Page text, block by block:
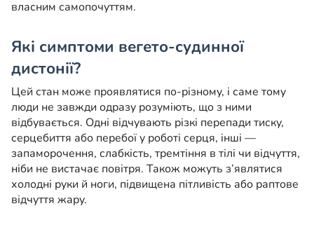
власним самопочуттям.
Які симптоми вегето-судинної
дистонії?
Цей стан може проявлятися по-різному, і саме тому
люди не завжди одразу розуміють, що з ними
відбувається. Одні відчувають різкі перепади тиску,
серцебиття або перебої у роботі серця, інші —
запаморочення, слабкість, тремтіння в тілі чи відчуття,
ніби не вистачає повітря. Також можуть з’являтися
холодні руки й ноги, підвищена пітливість або раптове
відчуття жару.